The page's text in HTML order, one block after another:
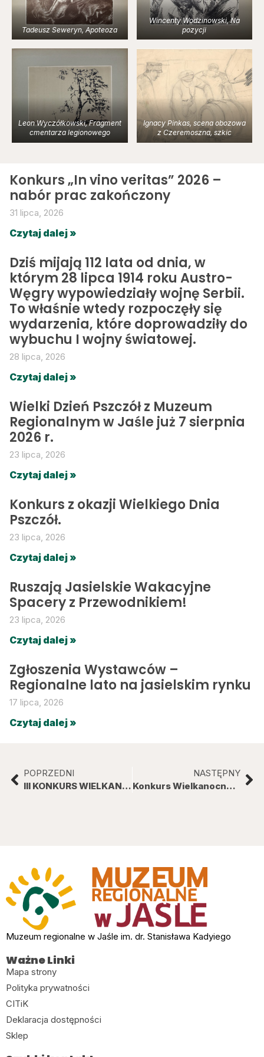
Tadeusz Seweryn, Apoteoza
Wincenty Wodzinowski, Na
pozycji
Leon Wyczółkowski, Fragment
cmentarza legionowego
Ignacy Pinkas, scena obozowa
z Czeremoszna, szkic
Konkurs „In vino veritas” 2026 –
nabór prac zakończony
31 lipca, 2026
Czytaj dalej »
Dziś mijają 112 lata od dnia, w
którym 28 lipca 1914 roku Austro-
Węgry wypowiedziały wojnę Serbii.
To właśnie wtedy rozpoczęły się
wydarzenia, które doprowadziły do
wybuchu I wojny światowej.
28 lipca, 2026
Czytaj dalej »
Wielki Dzień Pszczół z Muzeum
Regionalnym w Jaśle już 7 sierpnia
2026 r.
23 lipca, 2026
Czytaj dalej »
Konkurs z okazji Wielkiego Dnia
Pszczół.
23 lipca, 2026
Czytaj dalej »
Ruszają Jasielskie Wakacyjne
Spacery z Przewodnikiem!
23 lipca, 2026
Czytaj dalej »
Zgłoszenia Wystawców –
Regionalne lato na jasielskim rynku
17 lipca, 2026
Czytaj dalej »
POPRZEDNI
III KONKURS WIELKANOCNY MUZEUM – rozstrzygnięcie
NASTĘPNY
Konkurs Wielkanocny 2021 r.
Muzeum regionalne w Jaśle im. dr. Stanisława Kadyiego
Ważne Linki
Mapa strony
Polityka prywatności
CITiK
Deklaracja dostępności
Sklep